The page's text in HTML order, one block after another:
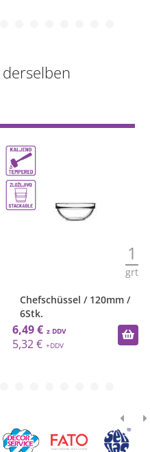
1
grt
Chefschüssel / 120mm /
6Stk.
6,49 €
5,32 €